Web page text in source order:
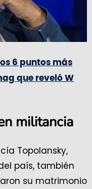
6 puntos más
que reveló W
militancia
Topolansky,
país, también
su matrimonio